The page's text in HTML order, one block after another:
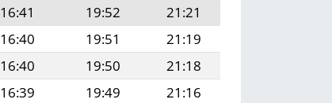
16:41 19:52
21:21
16:40 19:51
21:19
16:40 19:50
21:18
16:39 19:49
21:16